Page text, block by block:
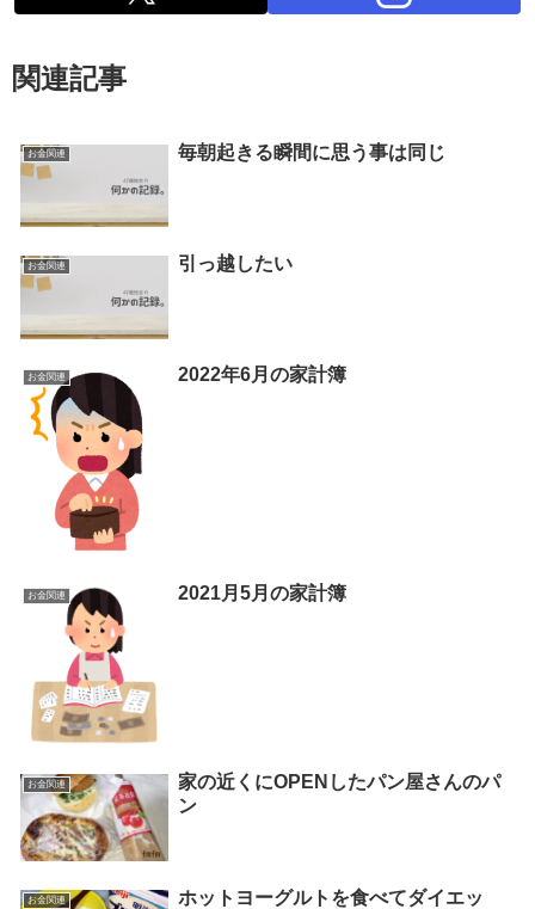
関連記事
お金関連 毎朝起きる瞬間に思う事は同じ
お金関連 引っ越したい
お金関連 2022年6月の家計簿
お金関連 2021月5月の家計簿
お金関連
家の近くにOPENしたパン屋さんのパ
ン
お金関連
ホットヨーグルトを食べてダイエッ